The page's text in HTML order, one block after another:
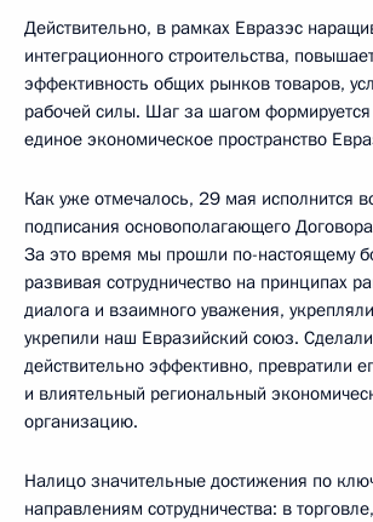
Действительно, в рамках Евразэс
интеграционного строительства,
эффективность общих рынков товаров,
рабочей силы. Шаг за шагом
единое экономическое пространство
Как уже отмечалось, 29 мая исполнится
подписания основополагающего
За это время мы прошли по-настоящему
развивая сотрудничество на принципах
диалога и взаимного уважения,
укрепили наш Евразийский союз.
действительно эффективно, превратили
и влиятельный региональный
организацию.
Налицо значительные достижения по
направлениям сотрудничества: в торговле,